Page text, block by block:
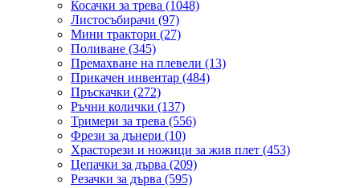
Косачки за трева (1048)
Листосъбирачи (97)
Мини трактори (27)
Поливане (345)
Премахване на плевели (13)
Прикачен инвентар (484)
Пръскачки (272)
Ръчни колички (137)
Тримери за трева (556)
Фрези за дънери (10)
Храсторези и ножици за жив плет (453)
Цепачки за дърва (209)
Резачки за дърва (595)